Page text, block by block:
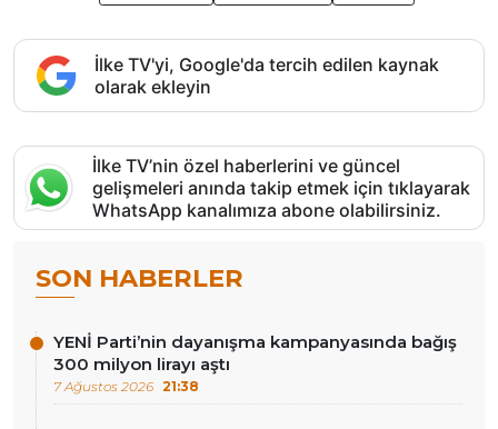
İlke TV'yi, Google'da tercih edilen kaynak
olarak ekleyin
İlke TV’nin özel haberlerini ve güncel
gelişmeleri anında takip etmek için tıklayarak
WhatsApp kanalımıza abone olabilirsiniz.
SON HABERLER
YENİ Parti’nin dayanışma kampanyasında bağış
300 milyon lirayı aştı
7 Ağustos 2026 21:38